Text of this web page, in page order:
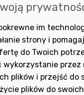
na otrzymywanie
im
strony i
do Twoich
wykorzystanie przez
plików i przejść do
plików do